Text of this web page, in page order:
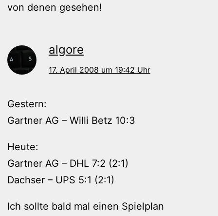
von denen gesehen!
algore
17. April 2008 um 19:42 Uhr
Gestern:
Gartner AG – Willi Betz 10:3
Heute:
Gartner AG – DHL 7:2 (2:1)
Dachser – UPS 5:1 (2:1)
Ich sollte bald mal einen Spielplan